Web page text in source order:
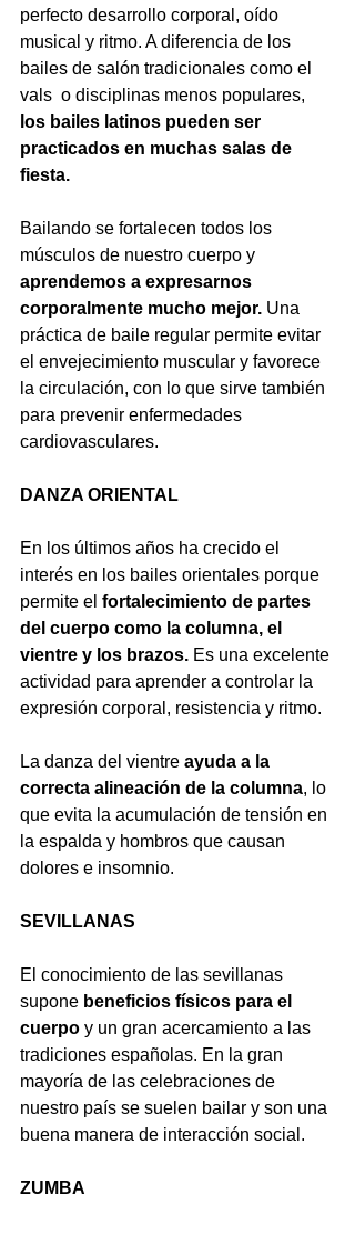
perfecto desarrollo corporal, oído
musical y ritmo. A diferencia de los
bailes de salón tradicionales como el
vals  o disciplinas menos populares,
los bailes latinos pueden ser
practicados en muchas salas de
fiesta.
Bailando se fortalecen todos los
músculos de nuestro cuerpo y
aprendemos a expresarnos
corporalmente mucho mejor. Una
práctica de baile regular permite evitar
el envejecimiento muscular y favorece
la circulación, con lo que sirve también
para prevenir enfermedades
cardiovasculares.
DANZA ORIENTAL
En los últimos años ha crecido el
interés en los bailes orientales porque
permite el fortalecimiento de partes
del cuerpo como la columna, el
vientre y los brazos. Es una excelente
actividad para aprender a controlar la
expresión corporal, resistencia y ritmo.
La danza del vientre ayuda a la
correcta alineación de la columna, lo
que evita la acumulación de tensión en
la espalda y hombros que causan
dolores e insomnio.
SEVILLANAS
El conocimiento de las sevillanas
supone beneficios físicos para el
cuerpo y un gran acercamiento a las
tradiciones españolas. En la gran
mayoría de las celebraciones de
nuestro país se suelen bailar y son una
buena manera de interacción social.
ZUMBA